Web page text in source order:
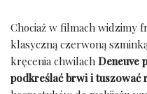
Chociaż w filmach widzimy
klasyczną czerwoną
kręcenia chwilach Deneuve
podkreślać brwi i tuszować